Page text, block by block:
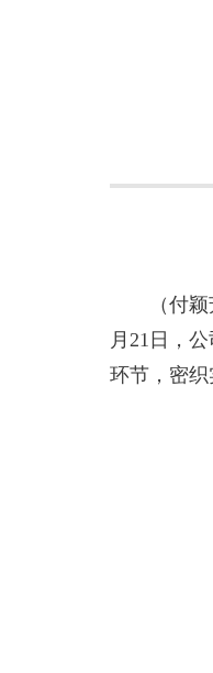
（付
月21日，
环节，密织